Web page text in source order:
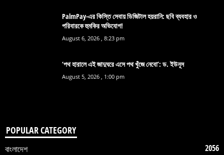
PalmPay-এর কিস্তি সেবায় ডিজিটাল হয়রানি: ছবি ব্যবহার ও
পরিবারকে হুমকির অভিযোগ!
August 6, 2026 , 8:23 pm
‘পথ হারালে এই জাদুঘরে এসে পথ খুঁজে নেবো’: ড. ইউনূস
August 5, 2026 , 1:00 pm
POPULAR CATEGORY
বাংলাদেশ
2056